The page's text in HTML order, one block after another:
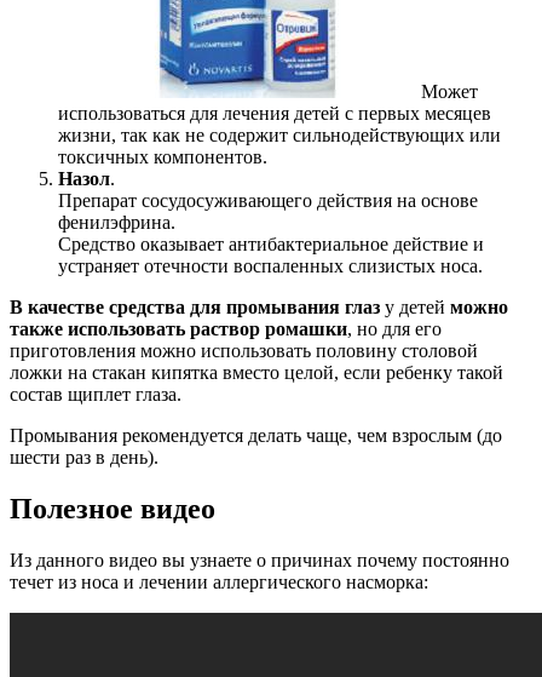
Может
использоваться для лечения детей с первых месяцев
жизни, так как не содержит сильнодействующих или
токсичных компонентов.
Назол.
Препарат сосудосуживающего действия на основе
фенилэфрина.
Средство оказывает антибактериальное действие и
устраняет отечности воспаленных слизистых носа.
В качестве средства для промывания глаз у детей можно
также использовать раствор ромашки, но для его
приготовления можно использовать половину столовой
ложки на стакан кипятка вместо целой, если ребенку такой
состав щиплет глаза.
Промывания рекомендуется делать чаще, чем взрослым (до
шести раз в день).
Полезное видео
Из данного видео вы узнаете о причинах почему постоянно
течет из носа и лечении аллергического насморка: